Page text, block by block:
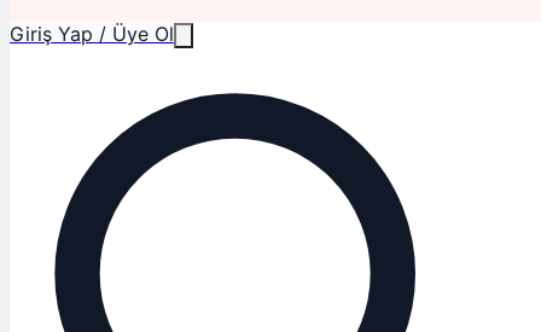
Giriş Yap / Üye Ol